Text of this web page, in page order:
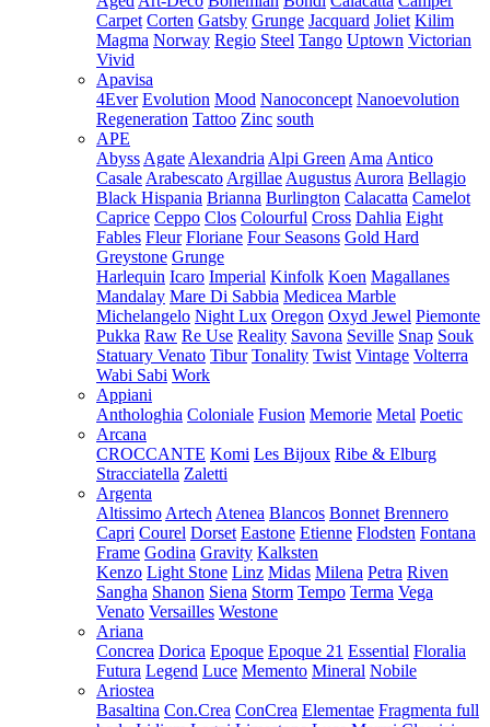
Carpet Corten Gatsby Grunge Jacquard Joliet Kilim
Magma Norway Regio Steel Tango Uptown Victorian
Vivid
Apavisa
4Ever Evolution Mood Nanoconcept Nanoevolution
Regeneration Tattoo Zinc south
APE
Abyss Agate Alexandria Alpi Green Ama Antico
Casale Arabescato Argillae Augustus Aurora Bellagio
Black Hispania Brianna Burlington Calacatta Camelot
Caprice Ceppo Clos Colourful Cross Dahlia Eight
Fables Fleur Floriane Four Seasons Gold Hard
Greystone Grunge
Harlequin Icaro Imperial Kinfolk Koen Magallanes
Mandalay Mare Di Sabbia Medicea Marble
Michelangelo Night Lux Oregon Oxyd Jewel Piemonte
Pukka Raw Re Use Reality Savona Seville Snap Souk
Statuary Venato Tibur Tonality Twist Vintage Volterra
Wabi Sabi Work
Appiani
Anthologhia Coloniale Fusion Memorie Metal Poetic
Arcana
CROCCANTE Komi Les Bijoux Ribe & Elburg
Stracciatella Zaletti
Argenta
Altissimo Artech Atenea Blancos Bonnet Brennero
Capri Courel Dorset Eastone Etienne Flodsten Fontana
Frame Godina Gravity Kalksten
Kenzo Light Stone Linz Midas Milena Petra Riven
Sangha Shanon Siena Storm Tempo Terma Vega
Venato Versailles Westone
Ariana
Concrea Dorica Epoque Epoque 21 Essential Floralia
Futura Legend Luce Memento Mineral Nobile
Ariostea
Basaltina Con.Crea ConCrea Elementae Fragmenta full